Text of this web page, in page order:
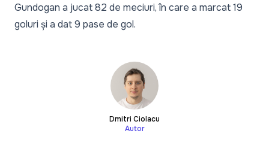
Gundogan a jucat 82 de meciuri, în care a marcat 19
goluri și a dat 9 pase de gol.
Dmitri Ciolacu
Autor